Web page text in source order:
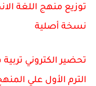
نسخة أصلية
تحضير الكتروني تربية
الترم الأول علي